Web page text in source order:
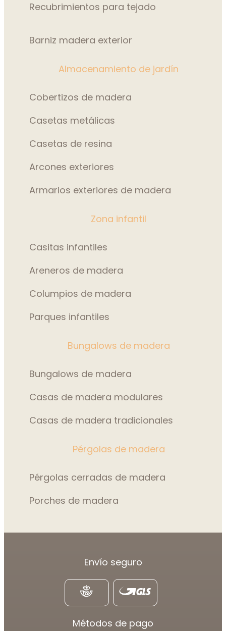
Recubrimientos para tejado
Barniz madera exterior
Almacenamiento de jardín
Cobertizos de madera
Casetas metálicas
Casetas de resina
Arcones exteriores
Armarios exteriores de madera
Zona infantil
Casitas infantiles
Areneros de madera
Columpios de madera
Parques infantiles
Bungalows de madera
Bungalows de madera
Casas de madera modulares
Casas de madera tradicionales
Pérgolas de madera
Pérgolas cerradas de madera
Porches de madera
Envío seguro
Métodos de pago